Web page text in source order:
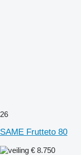
26
SAME Frutteto 80
€ 8.750